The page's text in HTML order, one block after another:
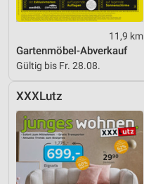
11,9 km
Gartenmöbel-Abverkauf
Gültig bis Fr. 28.08.
XXXLutz